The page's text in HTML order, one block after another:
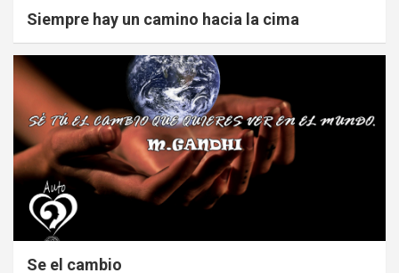
Siempre hay un camino hacia la cima
Se el cambio